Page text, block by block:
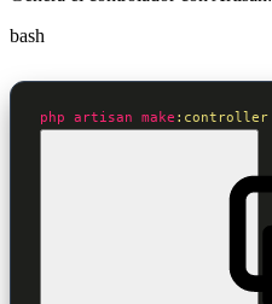
bash
php artisan make :controller